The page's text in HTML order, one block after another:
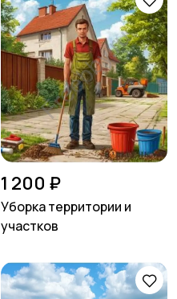
1 200 ₽
Уборка территории и
участков